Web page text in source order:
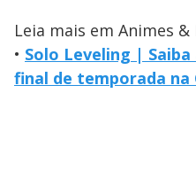
Leia mais em Animes &
• Solo Leveling |
final de temporada na